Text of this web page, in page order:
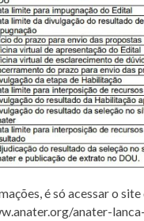
é só acessar o site
anater-